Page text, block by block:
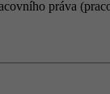
práva